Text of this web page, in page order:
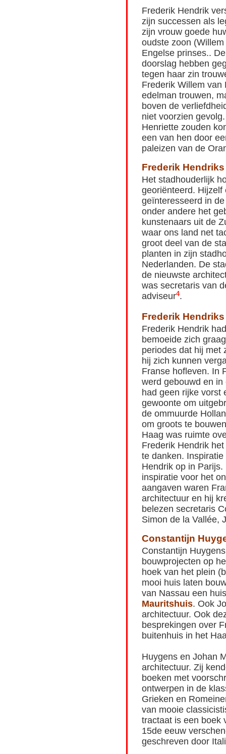
Frederik Hendrik
zijn successen als
zijn vrouw goede
oudste zoon
Engelse prinses..
doorslag hebben
tegen haar zin
Frederik Willem van
edelman trouwen,
boven de
niet voorzien
Henriette zouden
een van hen door
paleizen van de
Frederik
Het stadhouderlijk
georiënteerd.
geïnteresseerd in
onder andere het
kunstenaars uit de
waar ons land net
groot deel van de
planten in zijn
Nederlanden. De
de nieuwste
was secretaris van
adviseur4.
Frederik
Frederik Hendrik
bemoeide zich
periodes dat hij met
hij zich kunnen
Franse hofleven. In
werd gebouwd en
had geen rijke vorst
gewoonte om
de ommuurde
om groots te
Haag was ruimte
Frederik Hendrik
te danken. Inspiratie
Hendrik op in
inspiratie voor het
aangaven waren
architectuur en hij
belezen secretaris
Simon de la Vallée,
Constantijn
Constantijn
bouwprojecten op
hoek van het plein
mooi huis laten
van Nassau een
Mauritshuis. Ook
architectuur. Ook
besprekingen over
buitenhuis in het
Huygens en Johan
architectuur. Zij
boeken met
ontwerpen in de
Grieken en
van mooie
tractaat is een boek
15de eeuw
geschreven door